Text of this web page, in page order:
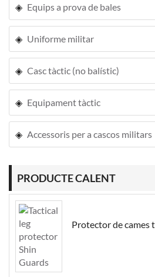
Equips a prova de bales
Uniforme militar
Casc tàctic (no balístic)
Equipament tàctic
Accessoris per a cascos militars
PRODUCTE CALENT
Protector de cames